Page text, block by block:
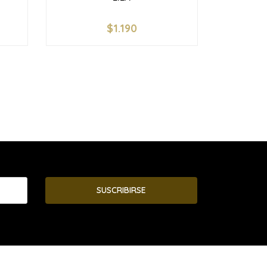
+
$1.190
SUSCRIBIRSE